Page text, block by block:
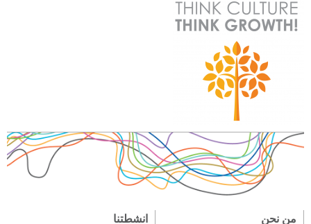
من نحن انشطتنا